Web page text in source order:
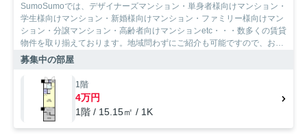
SumoSumoでは、デザイナーズマンション・単身者様向けマンション・
学生様向けマンション・新婚様向けマンション・ファミリー様向けマン
ション・分譲マンション・高齢者向けマンションetc・・・数多くの賃貸
物件を取り揃えております。地域問わずにご紹介も可能ですので、お気
軽にご相談下さいませ。
募集中の部屋
1階
4万円
1階 / 15.15㎡ / 1K